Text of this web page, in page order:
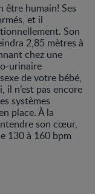
être humain! Ses
et il
Son
2,85 mètres à
chez une
urinaire
de votre bébé,
il n’est pas encore
systèmes
place. À la
son cœur,
130 à 160 bpm